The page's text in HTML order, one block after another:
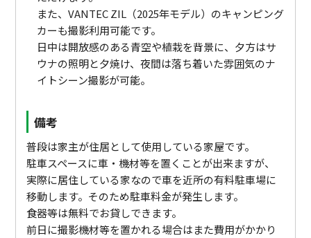
また、VANTEC ZIL（2025年モデル）のキャンピング
カーも撮影利用可能です。
日中は開放感のある青空や植栽を背景に、夕方はサ
ウナの照明と夕焼け、夜間は落ち着いた雰囲気のナ
イトシーン撮影が可能。
備考
普段は家主が住居として使用している家屋です。
駐車スペースに車・機材等を置くことが出来ますが、
実際に居住している家なので車を近所の有料駐車場に
移動します。そのため駐車料金が発生します。
食器等は無料でお貸しできます。
前日に撮影機材等を置かれる場合はまた費用がかかり